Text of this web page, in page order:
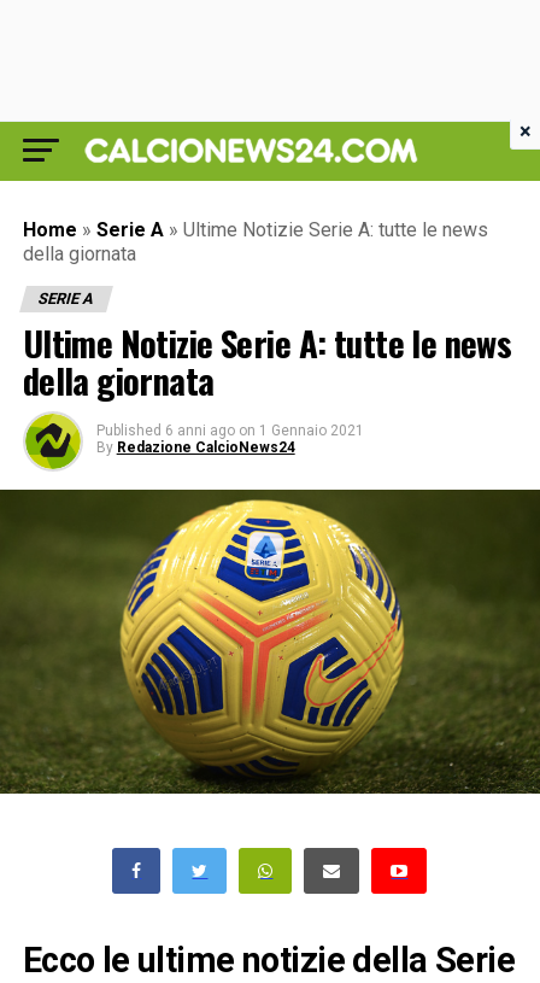
Home » Serie A » Ultime Notizie Serie A: tutte le news
della giornata
SERIE A
Ultime Notizie Serie A: tutte le news
della giornata
Published 6 anni ago on 1 Gennaio 2021
By Redazione CalcioNews24
Ecco le ultime notizie della Serie
×